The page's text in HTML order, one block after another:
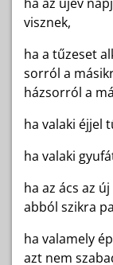
visznek,
ha a tűzeset
sorról a
házsorról a
ha valaki éjjel
ha valaki
ha az ács az
abból szikra
ha valamely
azt nem